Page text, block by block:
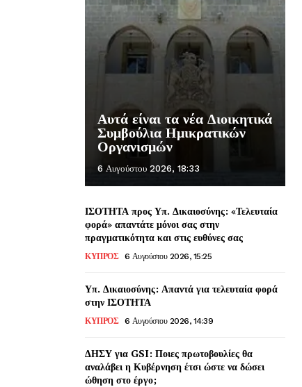
Αυτά είναι τα νέα Διοικητικά
Συμβούλια Ημικρατικών
Οργανισμών
6 Αυγούστου 2026, 18:33
ΙΣΟΤΗΤΑ προς Υπ. Δικαιοσύνης: «Τελευταία
φορά» απαντάτε μόνοι σας στην
πραγματικότητα και στις ευθύνες σας
ΚΥΠΡΟΣ 6 Αυγούστου 2026, 15:25
Υπ. Δικαιοσύνης: Απαντά για τελευταία φορά
στην ΙΣΟΤΗΤΑ
ΚΥΠΡΟΣ 6 Αυγούστου 2026, 14:39
ΔΗΣΥ για GSI: Ποιες πρωτοβουλίες θα
αναλάβει η Κυβέρνηση έτσι ώστε να δώσει
ώθηση στο έργο;